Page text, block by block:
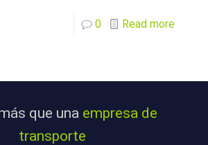
0 Read more
que una empresa de
transporte